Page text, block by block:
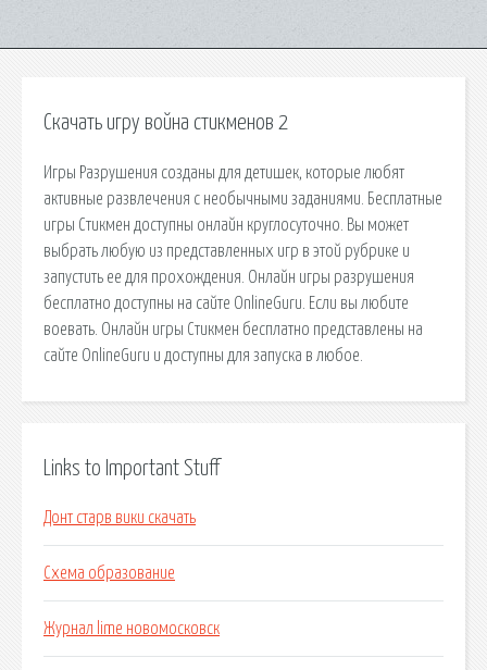
Скачать игру война стикменов 2
Игры Разрушения созданы для детишек, которые любят
активные развлечения с необычными заданиями. Бесплатные
игры Стикмен доступны онлайн круглосуточно. Вы может
выбрать любую из представленных игр в этой рубрике и
запустить ее для прохождения. Онлайн игры разрушения
бесплатно доступны на сайте OnlineGuru. Если вы любите
воевать. Онлайн игры Стикмен бесплатно представлены на
сайте OnlineGuru и доступны для запуска в любое.
Links to Important Stuff
Донт старв вики скачать
Схема образование
Журнал lime новомосковск